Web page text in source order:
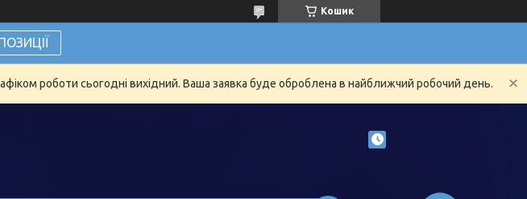
Кошик
роботи сьогодні вихідний. Ваша заявка буде оброблена в найближчий робочий день.